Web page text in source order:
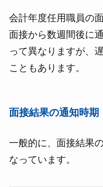
会計年度任用職員の
面接から数週間後に
って異なりますが、
こともあります。
面接結果の通知時期
一般的に、面接結果
なっています。